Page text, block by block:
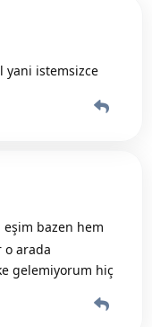
yani istemsizce
eşim bazen hem
o arada
gelemiyorum hiç